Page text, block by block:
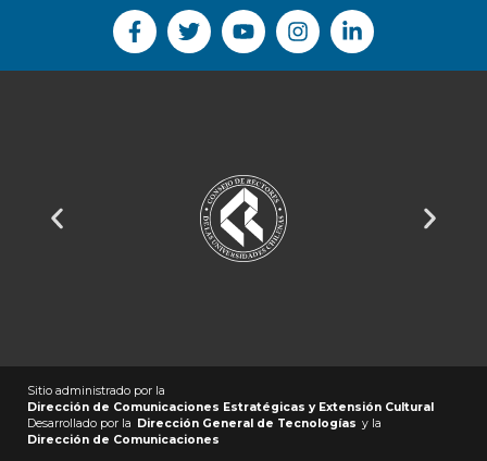
Sitio administrado por la
Dirección de Comunicaciones Estratégicas y Extensión Cultural
Desarrollado por la Dirección General de Tecnologías y la
Dirección de Comunicaciones